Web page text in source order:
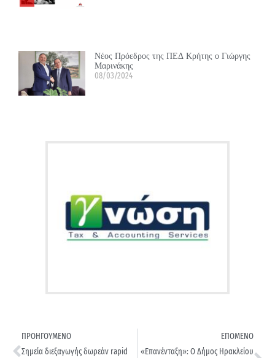
Νέος Πρόεδρος της ΠΕΔ Κρήτης ο Γιώργης
Μαρινάκης
08/03/2024
ΠΡΟΗΓΟΥΜΕΝΟ
Σημεία διεξαγωγής δωρεάν rapid
ΕΠΟΜΕΝΟ
«Επανένταξη»: Ο Δήμος Ηρακλείου